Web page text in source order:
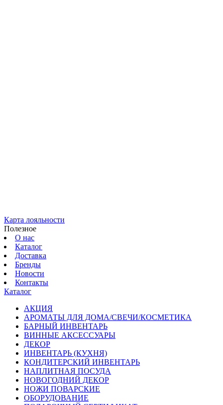
Карта лояльности
Полезное
О нас
Каталог
Доставка
Бренды
Новости
Контакты
Каталог
АКЦИЯ
АРОМАТЫ ДЛЯ ДОМА/СВЕЧИ/КОСМЕТИКА
БАРНЫЙ ИНВЕНТАРЬ
ВИННЫЕ АКСЕССУАРЫ
ДЕКОР
ИНВЕНТАРЬ (КУХНЯ)
КОНДИТЕРСКИЙ ИНВЕНТАРЬ
НАПЛИТНАЯ ПОСУДА
НОВОГОДНИЙ ДЕКОР
НОЖИ ПОВАРСКИЕ
ОБОРУДОВАНИЕ